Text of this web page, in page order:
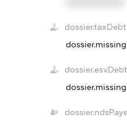
dossier.taxDebt
dossier.esvDebt